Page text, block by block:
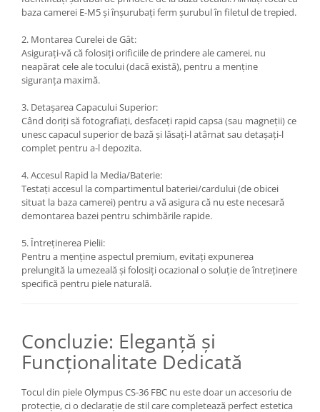
Filme instant FUJI INSTAX
negru
diapozitive 35mm color
diapozitive late 120mm color
negative 35mm alb-negru
negative 35mm color
negative late 120mm alb-negru
negative late 120mm color
Scanere Film
Binocluri, Lupe si Telescoape
Binocluri
Lunete
Accesorii pentru Lunete si
Aparate foto de colectie reflex,
format 24x36mm
Aparate foto de colectie, cu burduf
Aparate foto de colectie , cu vizare
laterala
baza camerei E-M5 și înșurubați ferm șurubul în filetul de trepied.
2. Montarea Curelei de Gât:
Asigurați-vă că folosiți orificiile de prindere ale camerei, nu
neapărat cele ale tocului (dacă există), pentru a menține
siguranța maximă.
3. Detașarea Capacului Superior:
Când doriți să fotografiați, desfaceți rapid capsa (sau magneții) ce
unesc capacul superior de bază și lăsați-l atârnat sau detașați-l
complet pentru a-l depozita.
4. Accesul Rapid la Media/Baterie:
Testați accesul la compartimentul bateriei/cardului (de obicei
situat la baza camerei) pentru a vă asigura că nu este necesară
demontarea bazei pentru schimbările rapide.
5. Întreținerea Pielii:
Pentru a menține aspectul premium, evitați expunerea
prelungită la umezeală și folosiți ocazional o soluție de întreținere
specifică pentru piele naturală.
Concluzie: Eleganță și
Funcționalitate Dedicată
Tocul din piele Olympus CS-36 FBC nu este doar un accesoriu de
protecție, ci o declarație de stil care completează perfect estetica